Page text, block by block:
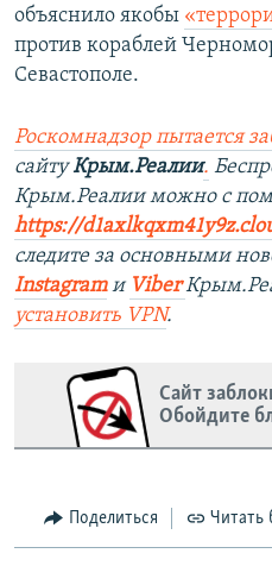
объяснило якобы
против кораблей
Севастополе.
Роскомнадзор пытается
сайтуКрым.Реалии.
Крым.Реалии можно с
https://
следите за основными
Instagram и Viber
установить VPN.
Сайт
Обойдите
Поделиться Читать